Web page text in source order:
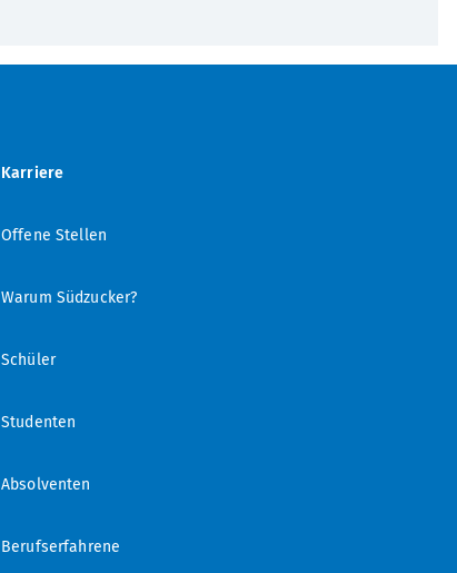
Karriere
Offene Stellen
Warum Südzucker?
Schüler
Studenten
Absolventen
Berufserfahrene